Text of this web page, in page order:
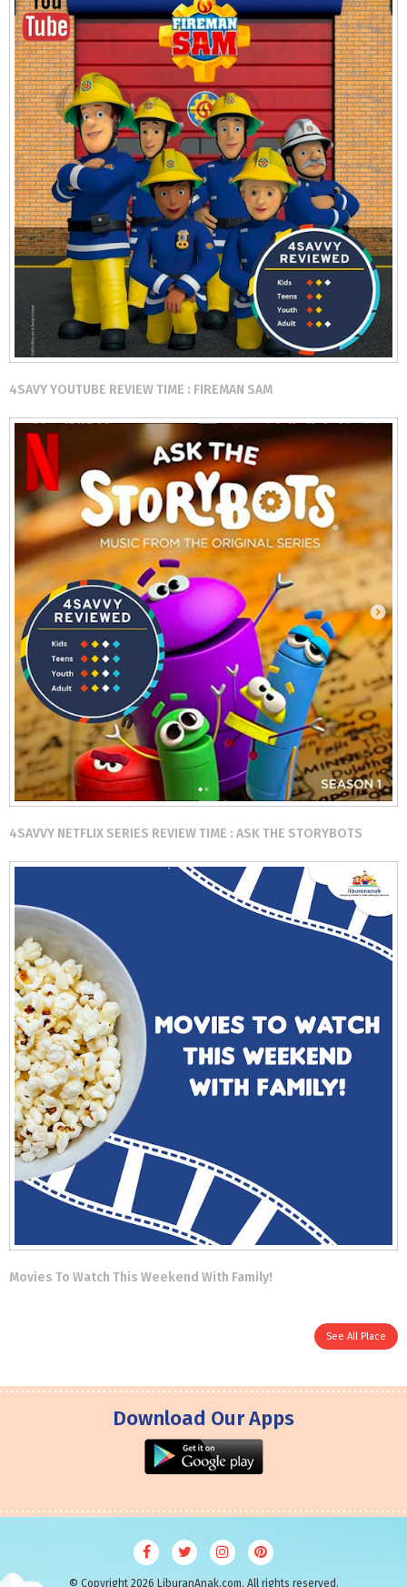
4SAVY YOUTUBE REVIEW TIME : FIREMAN SAM⠀
4SAVVY NETFLIX SERIES REVIEW TIME : ASK THE STORYBOTS
Movies To Watch This Weekend With Family!
See All Place
Download Our Apps
© Copyright 2026 LiburanAnak.com. All rights reserved.